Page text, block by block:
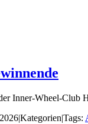
Inner-Wheel-Club
|Kategorien|Tags: